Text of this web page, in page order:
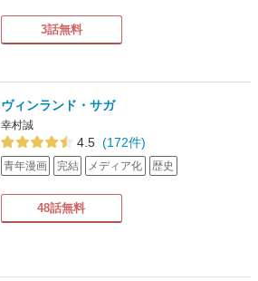
3話無料
ヴィンランド・サガ
幸村誠
4.5 (172件)
青年漫画 完結 メディア化 歴史
48話無料